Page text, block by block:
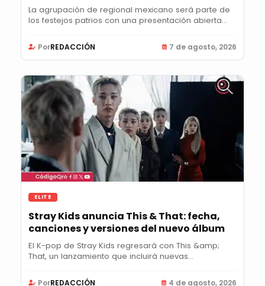
La agrupación de regional mexicano será parte de
los festejos patrios con una presentación abierta...
PorREDACCIÓN 7 de agosto, 2026
ELITE
Stray Kids anuncia This & That: fecha,
canciones y versiones del nuevo álbum
El K-pop de Stray Kids regresará con This &amp;
That, un lanzamiento que incluirá nuevas
PorREDACCIÓN 4 de agosto, 2026